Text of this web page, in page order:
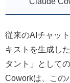
従来のAIチャッ
キストを生成し
タント」として
Coworkは、この